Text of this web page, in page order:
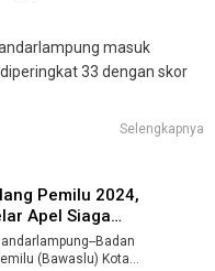
masuk
33 dengan skor
Selengkapnya
Pemilu 2024,
Apel Siaga
...
Badan
(Bawaslu) Kota